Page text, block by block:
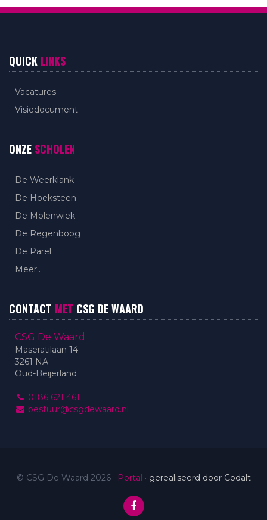
QUICK LINKS
Vacatures
Visiedocument
ONZE SCHOLEN
De Weerklank
De Hoeksteen
De Molenwiek
De Regenboog
De Parel
Meer..
CONTACT MET CSG DE WAARD
CSG De Waard
Maseratilaan 14
3261 NA
Oud-Beijerland
0186 621 461
bestuur@csgdewaard.nl
© CSG De Waard 2026 · Portal · gerealiseerd door Codalt